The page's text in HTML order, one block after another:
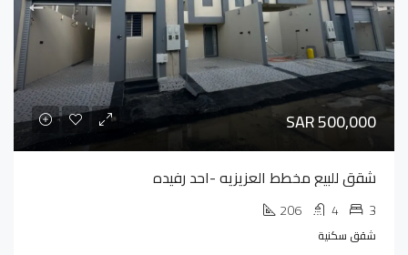
SAR 500,000
شقق للبيع مخطط العزيزيه -احد رفيده
3
4
206
شقق سكنية